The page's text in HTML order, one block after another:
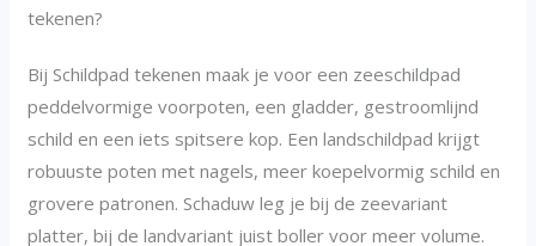
tekenen?
Bij Schildpad tekenen maak je voor een zeeschildpad
peddelvormige voorpoten, een gladder, gestroomlijnd
schild en een iets spitsere kop. Een landschildpad krijgt
robuuste poten met nagels, meer koepelvormig schild en
grovere patronen. Schaduw leg je bij de zeevariant
platter, bij de landvariant juist boller voor meer volume.